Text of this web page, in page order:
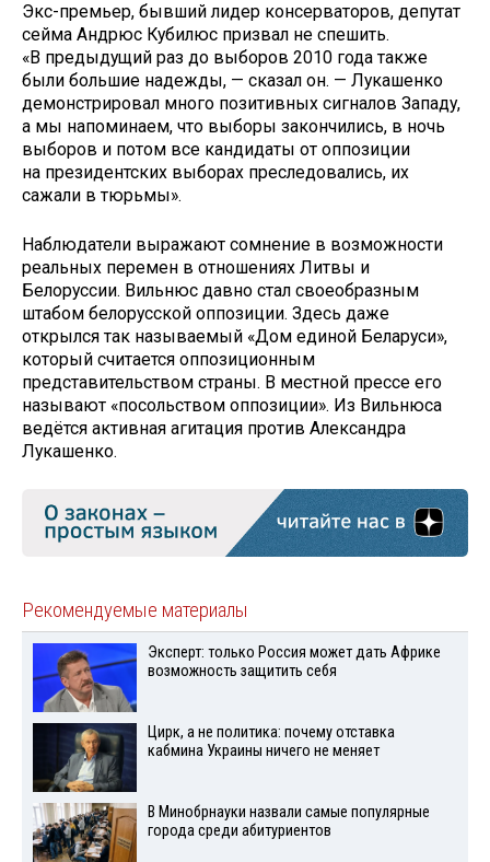
Экс-премьер, бывший лидер консерваторов, депутат
сейма Андрюс Кубилюс призвал не спешить.
«В предыдущий раз до выборов 2010 года также
были большие надежды, — сказал он. — Лукашенко
демонстрировал много позитивных сигналов Западу,
а мы напоминаем, что выборы закончились, в ночь
выборов и потом все кандидаты от оппозиции
на президентских выборах преследовались, их
сажали в тюрьмы».
Наблюдатели выражают сомнение в возможности
реальных перемен в отношениях Литвы и
Белоруссии. Вильнюс давно стал своеобразным
штабом белорусской оппозиции. Здесь даже
открылся так называемый «Дом единой Беларуси»,
который считается оппозиционным
представительством страны. В местной прессе его
называют «посольством оппозиции». Из Вильнюса
ведётся активная агитация против Александра
Лукашенко.
Рекомендуемые материалы
Эксперт: только Россия может дать Африке
возможность защитить себя
Цирк, а не политика: почему отставка
кабмина Украины ничего не меняет
В Минобрнауки назвали самые популярные
города среди абитуриентов